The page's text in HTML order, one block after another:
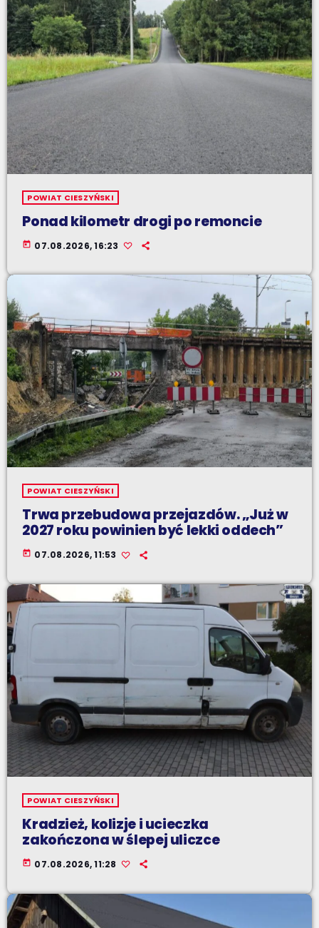
POWIAT CIESZYŃSKI
Ponad kilometr drogi po remoncie
today 07.08.2026, 16:23
POWIAT CIESZYŃSKI
Trwa przebudowa przejazdów. „Już w
2027 roku powinien być lekki oddech”
today 07.08.2026, 11:53
POWIAT CIESZYŃSKI
Kradzież, kolizje i ucieczka
zakończona w ślepej uliczce
today 07.08.2026, 11:28